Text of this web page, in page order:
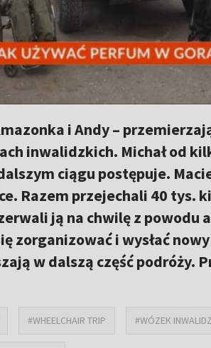
i Andy –
inwalidzkich. Michał od
ciągu postępuje.
Razem przejechali 40 tys.
ją na chwilę z powodu
zorganizować i wysłać
w dalszą część podróży.
#WHEELCHAIR TRIP #WÓZEK